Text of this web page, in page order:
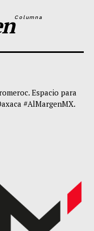
Columna
Espacio para
#AlMargenMX.